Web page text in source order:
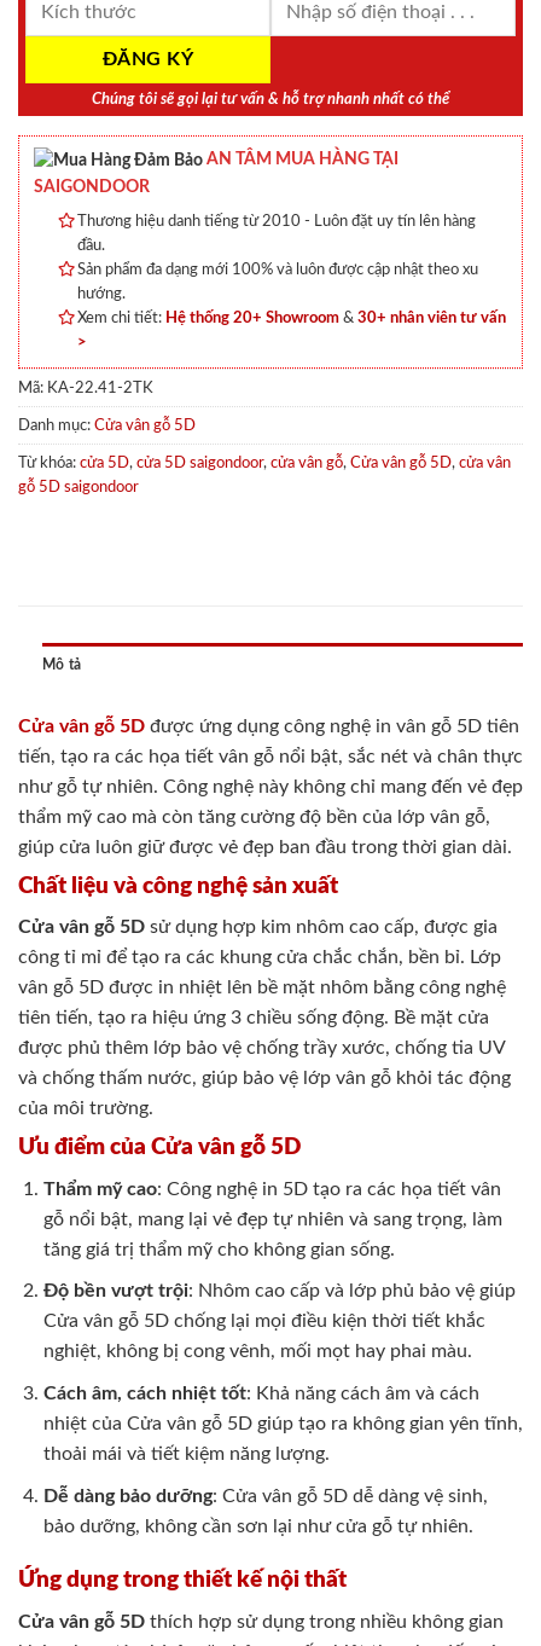
Chúng tôi sẽ gọi lại tư vấn & hỗ trợ nhanh nhất có thể
AN TÂM MUA HÀNG TẠI
SAIGONDOOR
Thương hiệu danh tiếng từ 2010 - Luôn đặt uy tín lên hàng
đầu.
Sản phẩm đa dạng mới 100% và luôn được cập nhật theo xu
hướng.
Xem chi tiết: Hệ thống 20+ Showroom & 30+ nhân viên tư vấn
>
Mã: KA-22.41-2TK
Danh mục: Cửa vân gỗ 5D
Từ khóa: cửa 5D, cửa 5D saigondoor, cửa vân gỗ, Cửa vân gỗ 5D, cửa vân
gỗ 5D saigondoor
Mô tả
Cửa vân gỗ 5D được ứng dụng công nghệ in vân gỗ 5D tiên
tiến, tạo ra các họa tiết vân gỗ nổi bật, sắc nét và chân thực
như gỗ tự nhiên. Công nghệ này không chỉ mang đến vẻ đẹp
thẩm mỹ cao mà còn tăng cường độ bền của lớp vân gỗ,
giúp cửa luôn giữ được vẻ đẹp ban đầu trong thời gian dài.
Chất liệu và công nghệ sản xuất
Cửa vân gỗ 5D sử dụng hợp kim nhôm cao cấp, được gia
công tỉ mỉ để tạo ra các khung cửa chắc chắn, bền bỉ. Lớp
vân gỗ 5D được in nhiệt lên bề mặt nhôm bằng công nghệ
tiên tiến, tạo ra hiệu ứng 3 chiều sống động. Bề mặt cửa
được phủ thêm lớp bảo vệ chống trầy xước, chống tia UV
và chống thấm nước, giúp bảo vệ lớp vân gỗ khỏi tác động
của môi trường.
Ưu điểm của Cửa vân gỗ 5D
Thẩm mỹ cao: Công nghệ in 5D tạo ra các họa tiết vân
gỗ nổi bật, mang lại vẻ đẹp tự nhiên và sang trọng, làm
tăng giá trị thẩm mỹ cho không gian sống.
Độ bền vượt trội: Nhôm cao cấp và lớp phủ bảo vệ giúp
Cửa vân gỗ 5D chống lại mọi điều kiện thời tiết khắc
nghiệt, không bị cong vênh, mối mọt hay phai màu.
Cách âm, cách nhiệt tốt: Khả năng cách âm và cách
nhiệt của Cửa vân gỗ 5D giúp tạo ra không gian yên tĩnh,
thoải mái và tiết kiệm năng lượng.
Dễ dàng bảo dưỡng: Cửa vân gỗ 5D dễ dàng vệ sinh,
bảo dưỡng, không cần sơn lại như cửa gỗ tự nhiên.
Ứng dụng trong thiết kế nội thất
Cửa vân gỗ 5D thích hợp sử dụng trong nhiều không gian